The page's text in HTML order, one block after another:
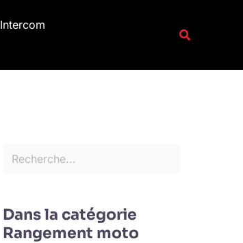
Intercom
e
rDans la catégorie
Rangement moto